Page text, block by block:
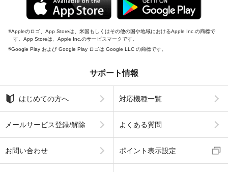
Appleのロゴ、App Storeは、米国もしくはその他の国や地域におけるApple Inc.の商標で
す。App Storeは、Apple Inc.のサービスマークです。
Google Play および Google Play ロゴは Google LLC の商標です。
サポート情報
はじめての方へ 対応機種一覧
メールサービス登録/解除 よくある質問
お問い合わせ ポイント表示設定